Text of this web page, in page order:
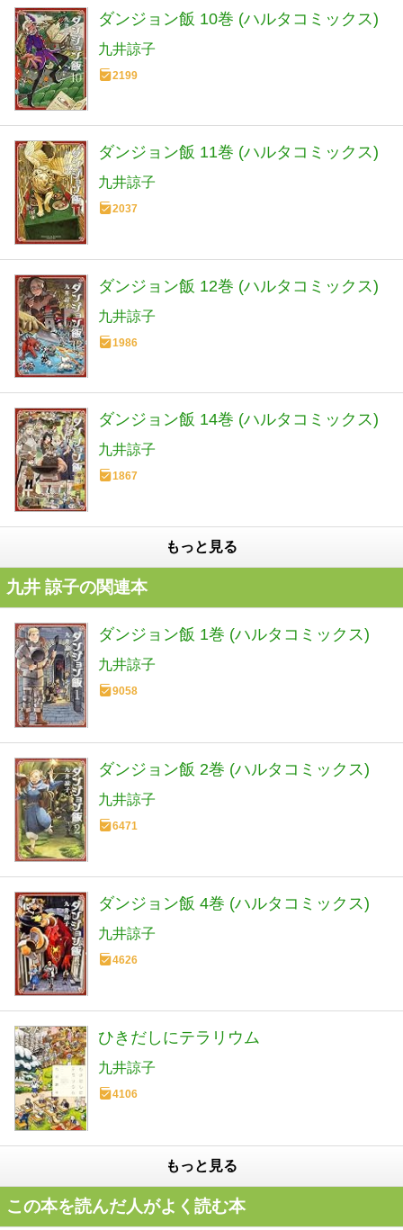
ダンジョン飯 10巻 (ハルタコミックス)
九井諒子
2199
ダンジョン飯 11巻 (ハルタコミックス)
九井諒子
2037
ダンジョン飯 12巻 (ハルタコミックス)
九井諒子
1986
ダンジョン飯 14巻 (ハルタコミックス)
九井諒子
1867
もっと見る
九井 諒子の関連本
ダンジョン飯 1巻 (ハルタコミックス)
九井諒子
9058
ダンジョン飯 2巻 (ハルタコミックス)
九井諒子
6471
ダンジョン飯 4巻 (ハルタコミックス)
九井諒子
4626
ひきだしにテラリウム
九井諒子
4106
もっと見る
この本を読んだ人がよく読む本